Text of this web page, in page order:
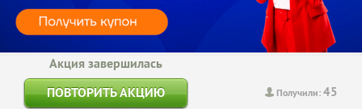
Получили:45
Акция завершилась
ПОВТОРИТЬ АКЦИЮ